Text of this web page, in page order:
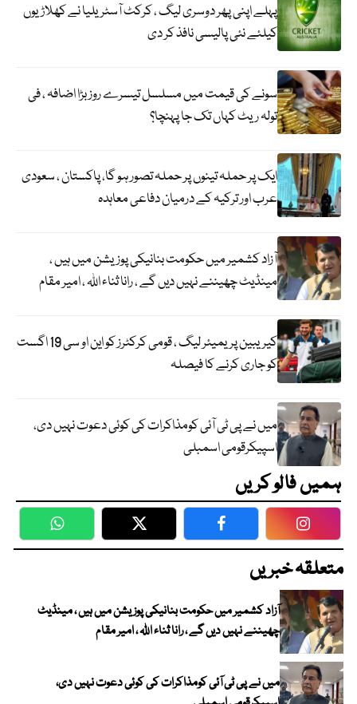
پہلے اپنی پھر دوسری لیگ ، کرکٹ آسٹریلیا نے کھلاڑیوں
کیلئے نئی پالیسی نافذ کر دی
سونے کی قیمت میں مسلسل تیسرے روز بڑا اضافہ ، فی
تولہ ریٹ کہاں تک جا پہنچا؟
ایک پر حملہ تینوں پر حملہ تصور ہو گا، پاکستان ، سعودی
عرب اور ترکیہ کے درمیان دفاعی معاہدہ
آزاد کشمیر میں حکومت بنانیکی پوزیشن میں ہیں ،
مینڈیٹ چھیننے نہیں دیں گے ، رانا ثناء اللہ ، امیر مقام
کیریبین پریمیئر لیگ ، قومی کرکٹرز کو این او سی 19 اگست
کو جاری کرنے کا فیصلہ
میں نے پی ٹی آئی کومذاکرات کی کوئی دعوت نہیں دی،
اسپیکرقومی اسمبلی
ہمیں فالو کریں
WhatsApp Twitter Facebook
متعلقہ خبریں
آزاد کشمیر میں حکومت بنانیکی پوزیشن میں ہیں ، مینڈیٹ
چھیننے نہیں دیں گے ، رانا ثناء اللہ ، امیر مقام
میں نے پی ٹی آئی کومذاکرات کی کوئی دعوت نہیں دی،